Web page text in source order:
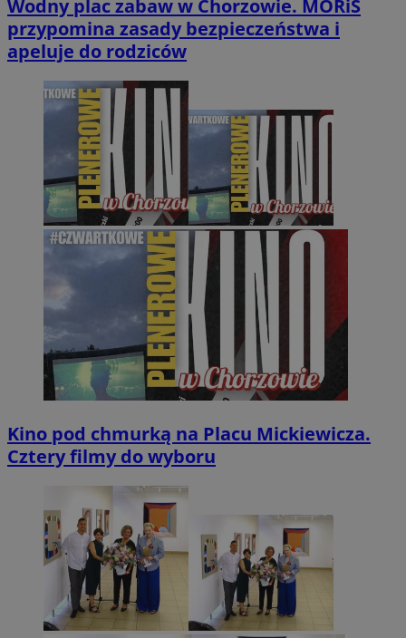
Wodny plac zabaw w Chorzowie. MORiS
przypomina zasady bezpieczeństwa i
apeluje do rodziców
Kino pod chmurką na Placu Mickiewicza.
Cztery filmy do wyboru